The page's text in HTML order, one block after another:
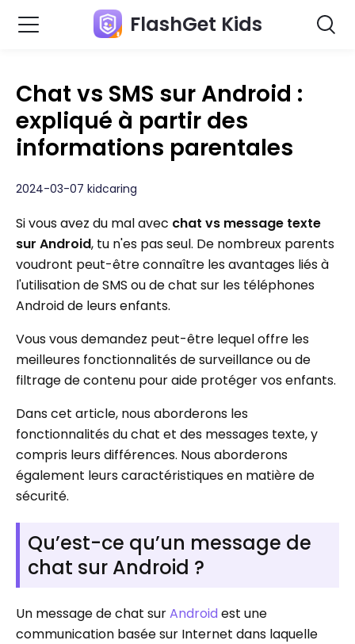
FlashGet Kids
Chat vs SMS sur Android :
expliqué à partir des
informations parentales
2024-03-07 kidcaring
Si vous avez du mal avec chat vs message texte
sur Android, tu n'es pas seul. De nombreux parents
voudront peut-être connaître les avantages liés à
l'utilisation de SMS ou de chat sur les téléphones
Android de leurs enfants.
Vous vous demandez peut-être lequel offre les
meilleures fonctionnalités de surveillance ou de
filtrage de contenu pour aide protéger vos enfants.
Dans cet article, nous aborderons les
fonctionnalités du chat et des messages texte, y
compris leurs différences. Nous aborderons
également leurs caractéristiques en matière de
sécurité.
Qu’est-ce qu’un message de
chat sur Android ?
Un message de chat surAndroid est une
communication basée sur Internet dans laquelle